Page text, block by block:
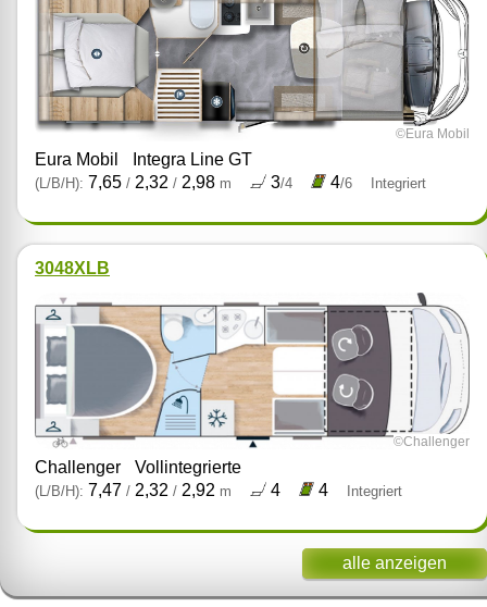
©Eura Mobil
Eura Mobil Integra Line GT
(L/B/H): 7,65 / 2,32 / 2,98 m 3/4 4/6 Integriert
3048XLB
©Challenger
Challenger Vollintegrierte
(L/B/H): 7,47 / 2,32 / 2,92 m 4 4 Integriert
alle anzeigen